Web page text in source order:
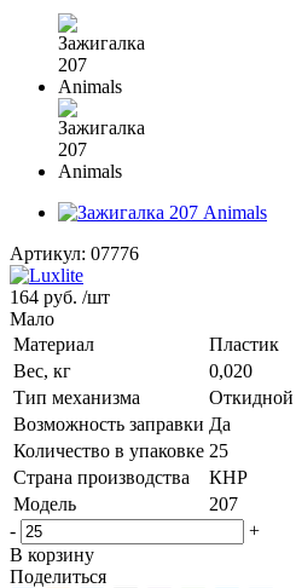
Артикул: 07776
164 руб. /шт
Мало
Материал
Пластик
Вес, кг
0,020
Тип механизма
Откидной
Возможность заправки Да
Количество в упаковке 25
Страна производства
КНР
Модель
207
-
+
В корзину
Поделиться